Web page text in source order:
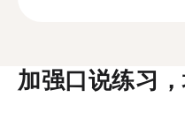
加强口说练习